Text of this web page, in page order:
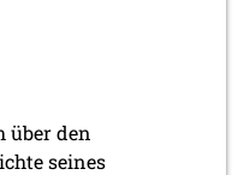
über den
seines